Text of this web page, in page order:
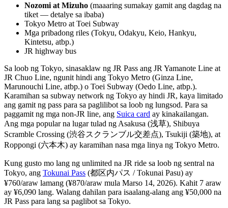
Nozomi at Mizuho (maaaring sumakay gamit ang dagdag na
tiket — detalye sa ibaba)
Tokyo Metro at Toei Subway
Mga pribadong riles (Tokyu, Odakyu, Keio, Hankyu,
Kintetsu, atbp.)
JR highway bus
Sa loob ng Tokyo, sinasaklaw ng JR Pass ang JR Yamanote Line at
JR Chuo Line, ngunit hindi ang Tokyo Metro (Ginza Line,
Marunouchi Line, atbp.) o Toei Subway (Oedo Line, atbp.).
Karamihan sa subway network ng Tokyo ay hindi JR, kaya limitado
ang gamit ng pass para sa paglilibot sa loob ng lungsod. Para sa
paggamit ng mga non-JR line, ang Suica card ay kinakailangan.
Ang mga popular na lugar tulad ng Asakusa (浅草), Shibuya
Scramble Crossing (渋谷スクランブル交差点), Tsukiji (築地), at
Roppongi (六本木) ay karamihan nasa mga linya ng Tokyo Metro.
Kung gusto mo lang ng unlimited na JR ride sa loob ng sentral na
Tokyo, ang Tokunai Pass (都区内パス / Tokunai Pasu) ay
¥760/araw lamang (¥870/araw mula Marso 14, 2026). Kahit 7 araw
ay ¥6,090 lang. Walang dahilan para isaalang-alang ang ¥50,000 na
JR Pass para lang sa paglibot sa Tokyo.